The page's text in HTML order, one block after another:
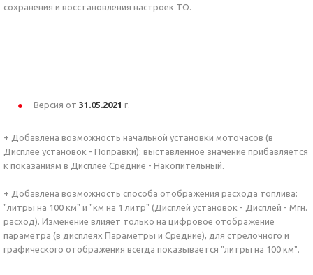
сохранения и восстановления настроек ТО.
Версия от 31.05.2021 г.
+ Добавлена возможность начальной установки моточасов (в
Дисплее установок - Поправки): выставленное значение прибавляется
к показаниям в Дисплее Средние - Накопительный.
+ Добавлена возможность способа отображения расхода топлива:
"литры на 100 км" и "км на 1 литр" (Дисплей установок - Дисплей - Мгн.
расход). Изменение влияет только на цифровое отображение
параметра (в дисплеях Параметры и Средние), для стрелочного и
графического отображения всегда показывается "литры на 100 км".